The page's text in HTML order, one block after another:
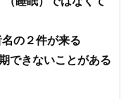
の２件が来る
できないことがある